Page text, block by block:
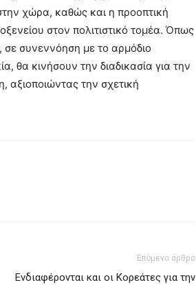
χώρα, καθώς και η προοπτική
στον πολιτιστικό τομέα. Όπως
συνεννόηση με το αρμόδιο
θα κινήσουν την διαδικασία για την
την σχετική
Επόμενο άρθρο
Ενδιαφέρονται και οι Κορεάτες για την